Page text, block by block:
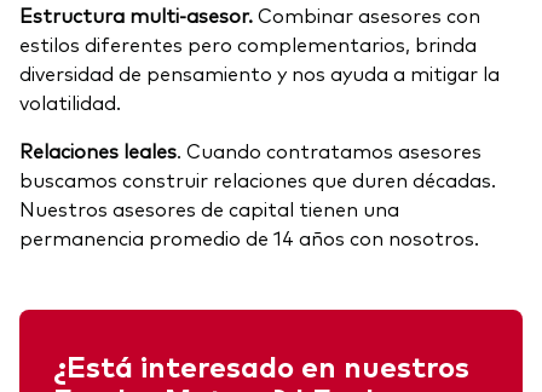
Estructura multi-asesor.Combinar asesores con
estilos diferentes pero complementarios, brinda
diversidad de pensamiento y nos ayuda a mitigar la
volatilidad.
Relaciones leales. Cuando contratamos asesores
buscamos construir relaciones que duren décadas.
Nuestros asesores de capital tienen una
permanencia promedio de 14 años con nosotros.
¿Está interesado en nuestros